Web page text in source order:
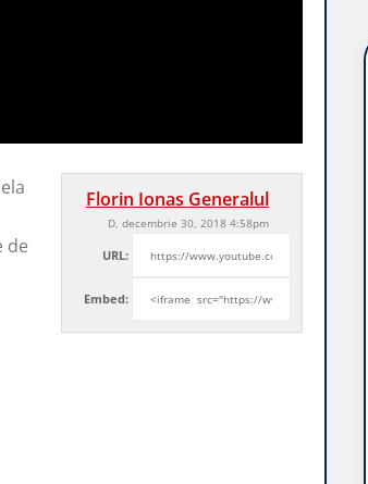
Florin Ionas Generalul
D, decembrie 30, 2018 4:58pm
URL:
Embed:
de